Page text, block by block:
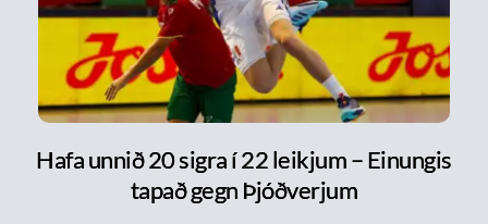
Hafa unnið 20 sigra í 22 leikjum – Einungis
tapað gegn Þjóðverjum